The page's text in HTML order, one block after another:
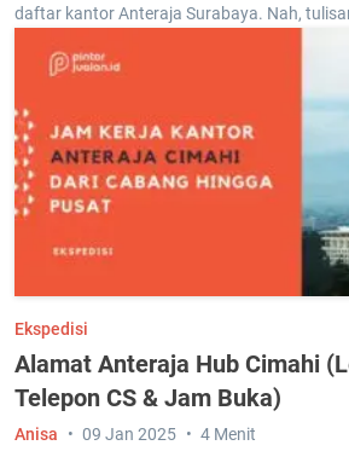
daftar kantor Anteraja Surabaya. Nah,
Ekspedisi
Alamat Anteraja Hub Cimahi
Telepon CS & Jam Buka)
Anisa 09 Jan 2025 4 Menit